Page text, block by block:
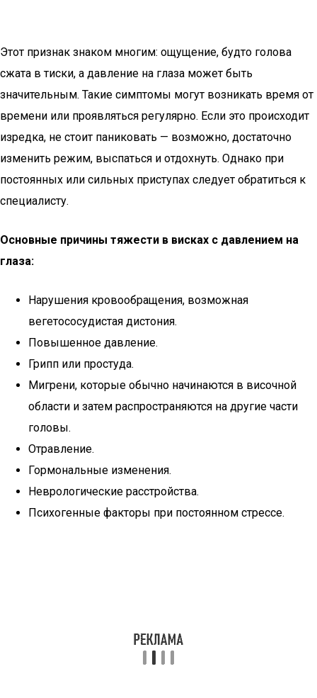
Этот признак знаком многим: ощущение, будто голова
сжата в тиски, а давление на глаза может быть
значительным. Такие симптомы могут возникать время от
времени или проявляться регулярно. Если это происходит
изредка, не стоит паниковать — возможно, достаточно
изменить режим, выспаться и отдохнуть. Однако при
постоянных или сильных приступах следует обратиться к
специалисту.
Основные причины тяжести в висках с давлением на
глаза:
Нарушения кровообращения, возможная
вегетососудистая дистония.
Повышенное давление.
Грипп или простуда.
Мигрени, которые обычно начинаются в височной
области и затем распространяются на другие части
головы.
Отравление.
Гормональные изменения.
Неврологические расстройства.
Психогенные факторы при постоянном стрессе.